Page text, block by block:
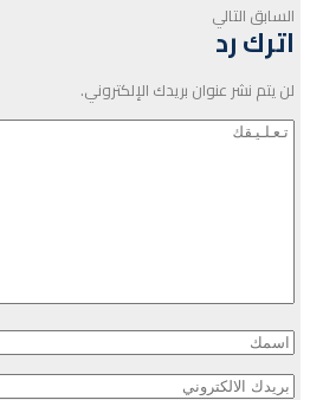
التالي
رد
نشر عنوان بريدك الإلكتروني.